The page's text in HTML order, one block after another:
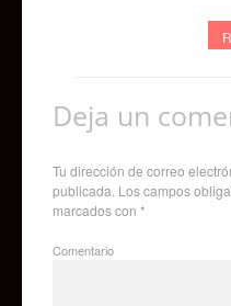
Deja un
Tu dirección de correo
publicada. Los campos
marcados con *
Comentario